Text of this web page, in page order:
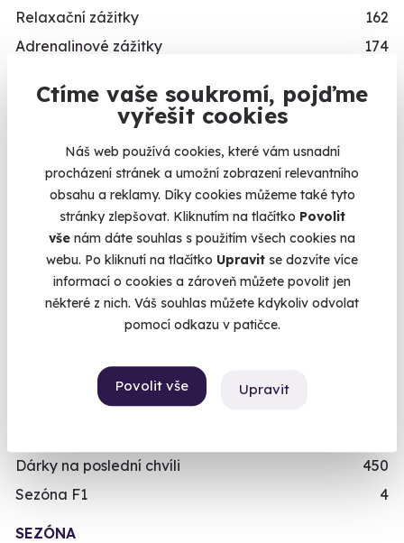
Ctíme vaše soukromí, pojďme
vyřešit cookies
Náš web používá cookies, které vám usnadní
procházení stránek a umožní zobrazení relevantního
obsahu a reklamy. Díky cookies můžeme také tyto
stránky zlepšovat. Kliknutím na tlačítko Povolit
vše nám dáte souhlas s použitím všech cookies na
webu. Po kliknutí na tlačítko Upravit se dozvíte více
informací o cookies a zároveň můžete povolit jen
některé z nich. Váš souhlas můžete kdykoliv odvolat
pomocí odkazu v patičce.
Povolit vše Upravit
Relaxační zážitky
162
Adrenalinové zážitky
174
Svatební dary
Vánoční dárky
Dárky k narozeninám
Dárky k výročí
Dárek k promoci
Originální dárky k narozeninám
Dárek k 18. narozeninám
Dárek k 50. narozeninám
Viděli jste v TV
Dárky na poslední chvíli
450
Sezóna F1
4
SEZÓNA